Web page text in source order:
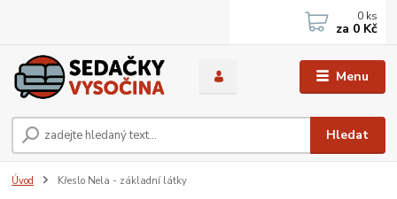
Menu
Hledat
0 ks
za 0 Kč
Úvod Křeslo Nela - základní látky